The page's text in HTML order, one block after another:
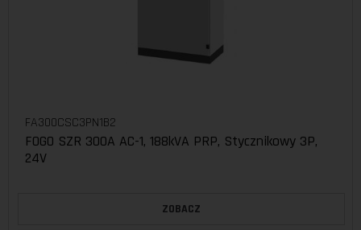
FA300CSC3PN1B2
FOGO SZR 300A AC-1, 188kVA PRP, Stycznikowy 3P,
24V
ZOBACZ